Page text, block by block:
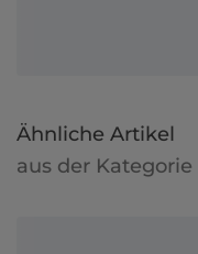
Ähnliche Artikel
aus der Kategorie